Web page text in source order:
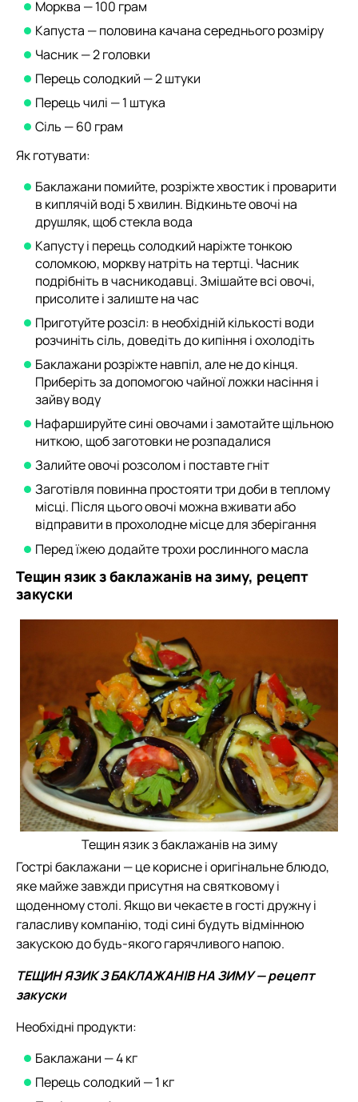
Морква — 100 грам
Капуста — половина качана середнього розміру
Часник — 2 головки
Перець солодкий — 2 штуки
Перець чилі — 1 штука
Сіль — 60 грам
Як готувати:
Баклажани помийте, розріжте хвостик і проварити
в киплячій воді 5 хвилин. Відкиньте овочі на
друшляк, щоб стекла вода
Капусту і перець солодкий наріжте тонкою
соломкою, моркву натріть на тертці. Часник
подрібніть в часникодавці. Змішайте всі овочі,
присолите і залиште на час
Приготуйте розсіл: в необхідній кількості води
розчиніть сіль, доведіть до кипіння і охолодіть
Баклажани розріжте навпіл, але не до кінця.
Приберіть за допомогою чайної ложки насіння і
зайву воду
Нафаршируйте сині овочами і замотайте щільною
ниткою, щоб заготовки не розпадалися
Залийте овочі розсолом і поставте гніт
Заготівля повинна простояти три доби в теплому
місці. Після цього овочі можна вживати або
відправити в прохолодне місце для зберігання
Перед їжею додайте трохи рослинного масла
Тещин язик з баклажанів на зиму, рецепт
закуски
Тещин язик з баклажанів на зиму
Гострі баклажани — це корисне і оригінальне блюдо,
яке майже завжди присутня на святковому і
щоденному столі. Якщо ви чекаєте в гості дружну і
галасливу компанію, тоді сині будуть відмінною
закускою до будь-якого гарячливого напою.
ТЕЩИН ЯЗИК З БАКЛАЖАНІВ НА ЗИМУ —рецепт
закуски
Необхідні продукти:
Баклажани — 4 кг
Перець солодкий — 1 кг